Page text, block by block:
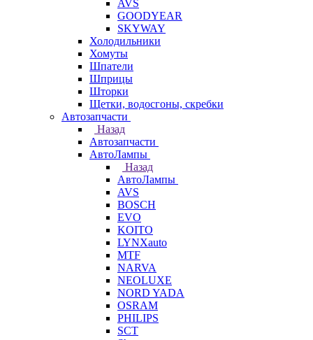
AVS
GOODYEAR
SKYWAY
Холодильники
Хомуты
Шпатели
Шприцы
Шторки
Щетки, водосгоны, скребки
Автозапчасти
Назад
Автозапчасти
АвтоЛампы
Назад
АвтоЛампы
AVS
BOSCH
EVO
KOITO
LYNXauto
MTF
NARVA
NEOLUXE
NORD YADA
OSRAM
PHILIPS
SCT